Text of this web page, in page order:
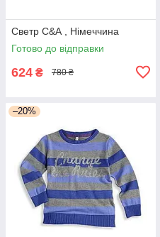
Светр С&А , Німеччина
Готово до відправки
624 ₴ 780 ₴
–20%